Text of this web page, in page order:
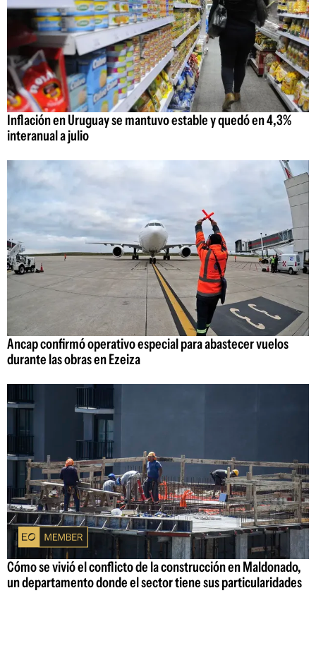
Inflación en Uruguay se mantuvo estable y quedó en 4,3%
interanual a julio
Ancap confirmó operativo especial para abastecer vuelos
durante las obras en Ezeiza
Cómo se vivió el conflicto de la construcción en Maldonado,
un departamento donde el sector tiene sus particularidades